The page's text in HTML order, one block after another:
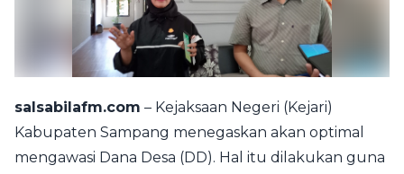
salsabilafm.com – Kejaksaan Negeri (Kejari)
Kabupaten Sampang menegaskan akan optimal
mengawasi Dana Desa (DD). Hal itu dilakukan guna